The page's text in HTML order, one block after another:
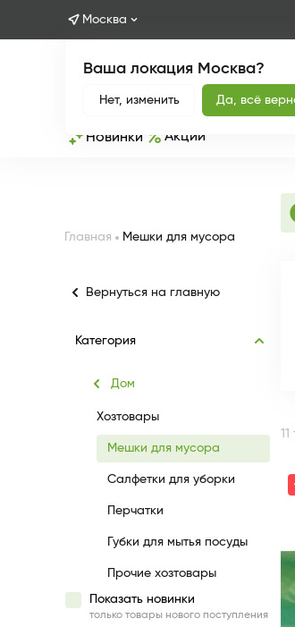
Москва
Ваша локация Москва?
Нет, изменить Да, всё
Новинки Акции
Главная Мешки для мусора
Вернуться на главную
Категория
Дом
Хозтовары
Мешки для мусора
Салфетки для уборки
Перчатки
Губки для мытья посуды
Прочие хозтовары
Показать новинки
только товары нового поступления